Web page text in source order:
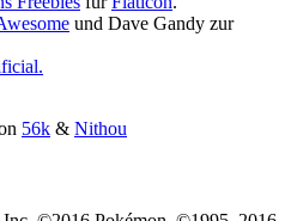
und Dave Gandy zur
56k & Nithou